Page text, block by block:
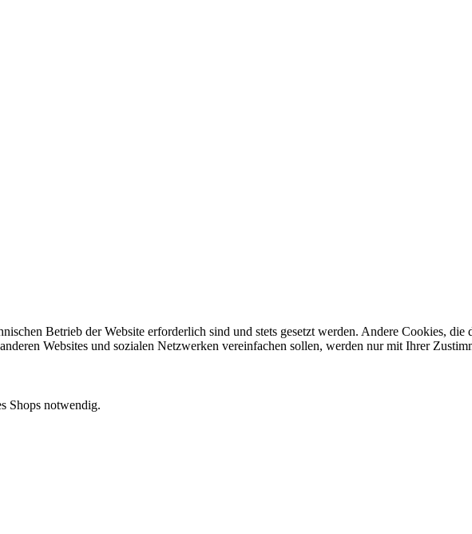
Betrieb der Website erforderlich sind und stets gesetzt werden. Andere Cookies,
Websites und sozialen Netzwerken vereinfachen sollen, werden nur mit Ihrer
Shops notwendig.